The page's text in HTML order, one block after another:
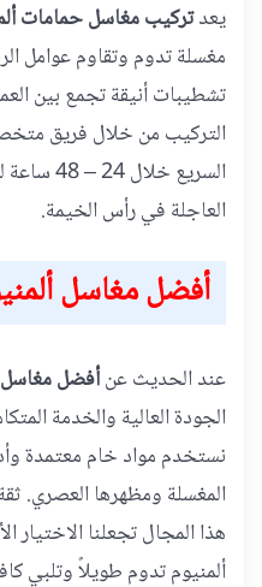
يعدتركيب مغاسل حمامات
مغسلة تدوم وتقاوم عوامل
تشطيبات أنيقة تجمع بين
التركيب من خلال فريق
السريع
العاجلة في رأس الخيمة.
أفضل مغاسل
عند الحديث عنأفضل مغاسل
الجودة العالية والخدمة
نستخدم مواد خام معتمدة
المغسلة ومظهرها العصري.
هذا المجال تجعلنا
ألمنيوم تدوم طويلاً وتلبي